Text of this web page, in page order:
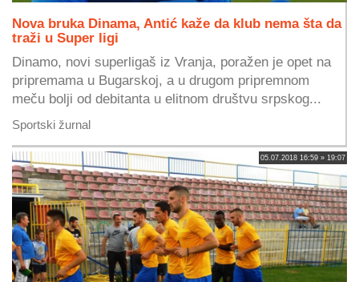
Nova bruka Dinama, Antić kaže da klub nema šta da
traži u Super ligi
Dinamo, novi superligaš iz Vranja, poražen je opet na
pripremama u Bugarskoj, a u drugom pripremnom
meču bolji od debitanta u elitnom društvu srpskog...
Sportski žurnal
05.07.2018 16:59 » 19:07